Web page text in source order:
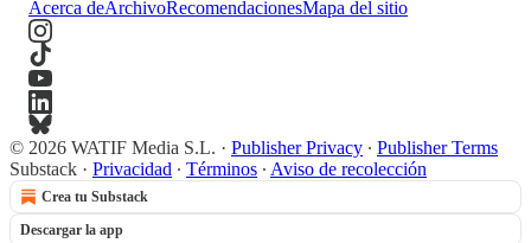
Acerca deArchivoRecomendacionesMapa del sitio
© 2026 WATIF Media S.L. · Publisher Privacy ∙ Publisher Terms
Substack · Privacidad ∙ Términos ∙ Aviso de recolección
Crea tu Substack
Descargar la app